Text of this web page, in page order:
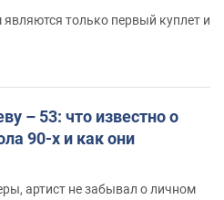
только первый куплет и
– 53: что известно о
90-х и как они
артист не забывал о личном